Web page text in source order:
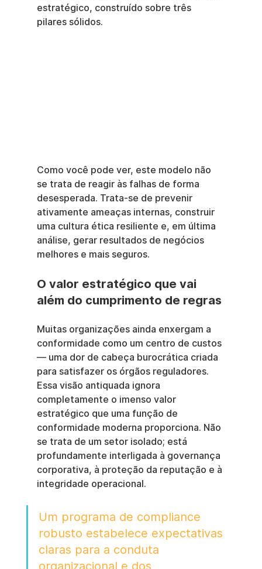
estratégico, construído sobre três
pilares sólidos.
Como você pode ver, este modelo não
se trata de reagir às falhas de forma
desesperada. Trata-se de prevenir
ativamente ameaças internas, construir
uma cultura ética resiliente e, em última
análise, gerar resultados de negócios
melhores e mais seguros.
O valor estratégico que vai
além do cumprimento de regras
Muitas organizações ainda enxergam a
conformidade como um centro de custos
— uma dor de cabeça burocrática criada
para satisfazer os órgãos reguladores.
Essa visão antiquada ignora
completamente o imenso valor
estratégico que uma função de
conformidade moderna proporciona. Não
se trata de um setor isolado; está
profundamente interligada à governança
corporativa, à proteção da reputação e à
integridade operacional.
Um programa de compliance
robusto estabelece expectativas
claras para a conduta